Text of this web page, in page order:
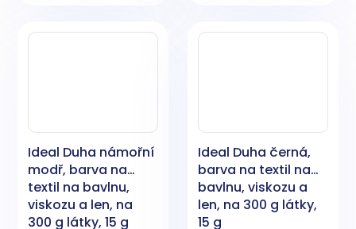
Ideal Duha námořní
modř, barva na
textil na bavlnu,
viskozu a len, na
300 g látky, 15 g
Ideal Duha černá,
barva na textil na
bavlnu, viskozu a
len, na 300 g látky,
15 g